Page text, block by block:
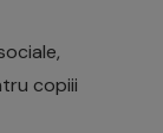
copiii